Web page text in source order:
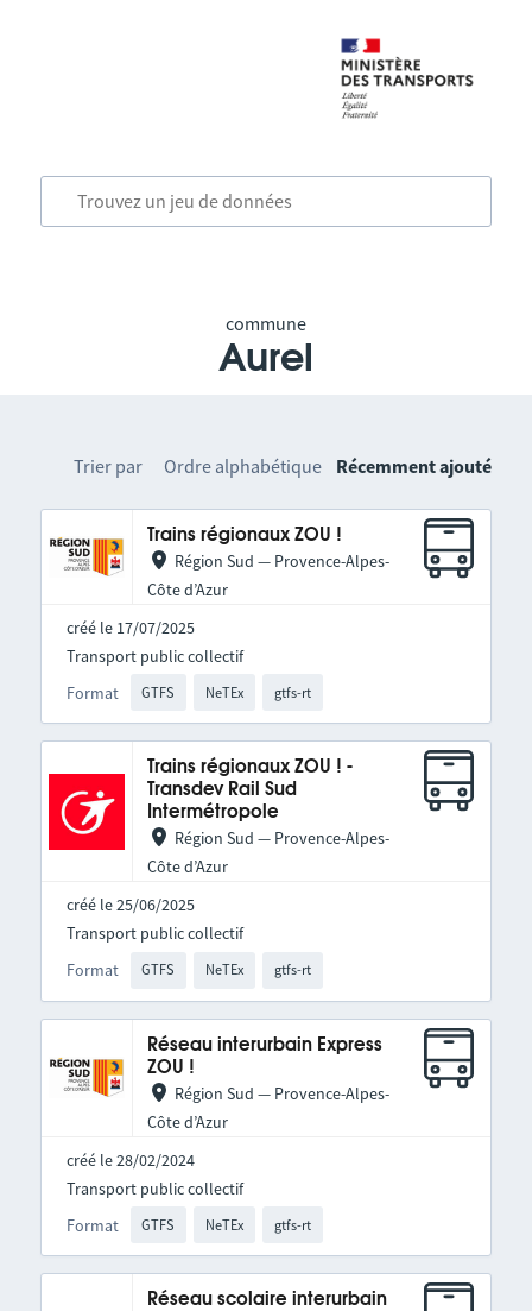
commune
Aurel
Trier par Ordre alphabétique Récemment ajouté
Trains régionaux ZOU !
Région Sud — Provence-Alpes-
Côte d’Azur
créé le 17/07/2025
Format GTFS NeTEx gtfs-rt
Transport public collectif
Trains régionaux ZOU ! -
Transdev Rail Sud
Intermétropole
Région Sud — Provence-Alpes-
Côte d’Azur
créé le 25/06/2025
Format GTFS NeTEx gtfs-rt
Transport public collectif
Réseau interurbain Express
ZOU !
Région Sud — Provence-Alpes-
Côte d’Azur
créé le 28/02/2024
Format GTFS NeTEx gtfs-rt
Transport public collectif
Réseau scolaire interurbain